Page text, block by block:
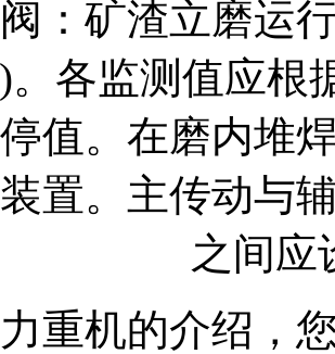
：矿渣立磨运
。各监测值应根
值。在磨内堆
置。主传动与
之间应
重机的介绍，